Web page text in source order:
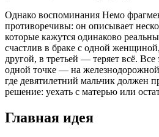
Однако воспоминания Немо
противоречивы: он описывает
которые кажутся одинаково
счастлив в браке с одной
другой, в третьей — теряет всё.
одной точке — на
где девятилетний мальчик должен
решение: уехать с матерью или
Главная идея